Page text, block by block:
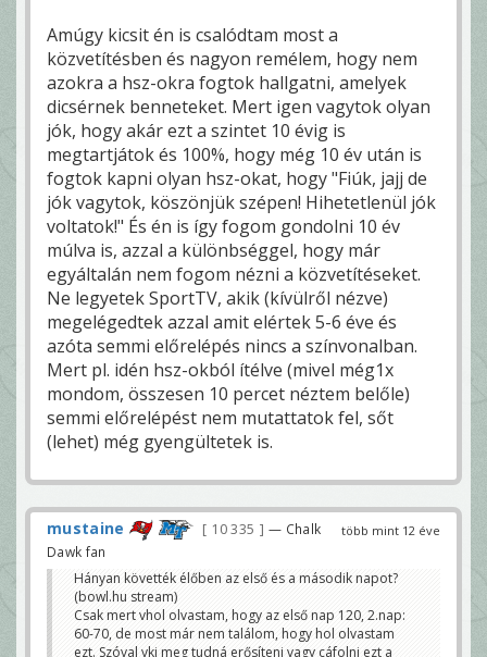
Amúgy kicsit én is csalódtam most a
közvetítésben és nagyon remélem, hogy nem
azokra a hsz-okra fogtok hallgatni, amelyek
dicsérnek benneteket. Mert igen vagytok olyan
jók, hogy akár ezt a szintet 10 évig is
megtartjátok és 100%, hogy még 10 év után is
fogtok kapni olyan hsz-okat, hogy "Fiúk, jajj de
jók vagytok, köszönjük szépen! Hihetetlenül jók
voltatok!" És én is így fogom gondolni 10 év
múlva is, azzal a különbséggel, hogy már
egyáltalán nem fogom nézni a közvetítéseket.
Ne legyetek SportTV, akik (kívülről nézve)
megelégedtek azzal amit elértek 5-6 éve és
azóta semmi előrelépés nincs a színvonalban.
Mert pl. idén hsz-okból ítélve (mivel még1x
mondom, összesen 10 percet néztem belőle)
semmi előrelépést nem mutattatok fel, sőt
(lehet) még gyengültetek is.
több mint 12 éve
mustaine 10 335
— Chalk
Dawk fan
Hányan követték élőben az első és a második napot?
(bowl.hu stream)
Csak mert vhol olvastam, hogy az első nap 120, 2.nap:
60-70, de most már nem találom, hogy hol olvastam
ezt. Szóval vki meg tudná erősíteni vagy cáfolni ezt a